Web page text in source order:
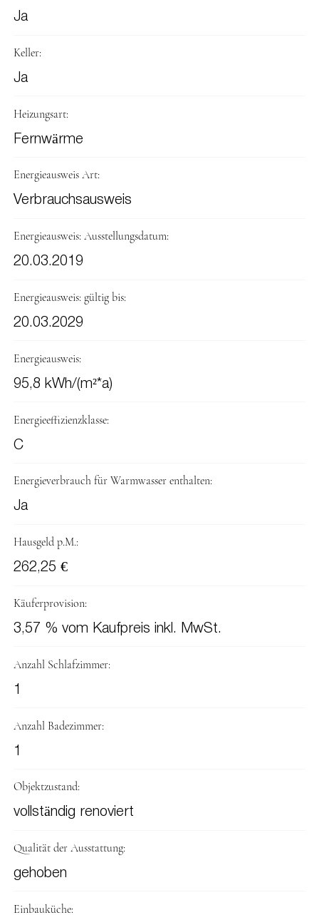
Ja
Keller:
Ja
Heizungsart:
Fernwärme
Energieausweis Art:
Verbrauchsausweis
Energieausweis: Ausstellungsdatum:
20.03.2019
Energieausweis: gültig bis:
20.03.2029
Energieausweis:
95,8 kWh/(m²*a)
Energieeffizienzklasse:
C
Energieverbrauch für Warmwasser enthalten:
Ja
Hausgeld p.M.:
262,25 €
Käuferprovision:
3,57 % vom Kaufpreis inkl. MwSt.
Anzahl Schlafzimmer:
1
Anzahl Badezimmer:
1
Objektzustand:
vollständig renoviert
Qualität der Ausstattung:
gehoben
Einbauküche: